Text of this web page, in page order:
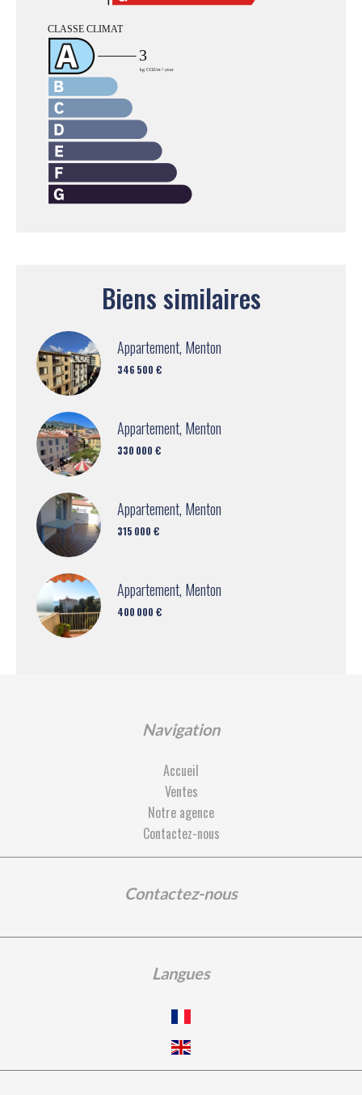
Biens similaires
Appartement, Menton
346 500 €
Appartement, Menton
330 000 €
Appartement, Menton
315 000 €
Appartement, Menton
400 000 €
Navigation
Accueil
Ventes
Notre agence
Contactez-nous
Contactez-nous
Langues